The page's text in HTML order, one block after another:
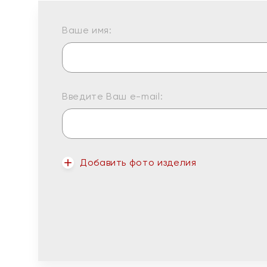
Ваше имя:
Введите Ваш e-mail:
Добавить фото изделия